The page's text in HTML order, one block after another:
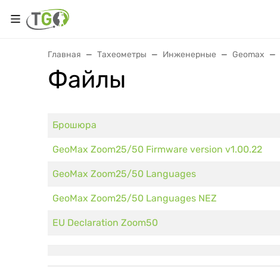
Главная Тахеометры Инженерные Geomax
Файлы
Брошюра
GeoMax Zoom25/50 Firmware version v1.00.22
GeoMax Zoom25/50 Languages
GeoMax Zoom25/50 Languages NEZ
EU Declaration Zoom50